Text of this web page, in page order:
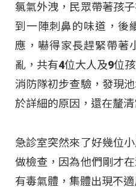
氯氣外洩，民眾帶著孩
到一陣刺鼻的味道，後
應，嚇得家長趕緊帶著
亂，共有4位大人及9位
消防隊初步查驗，發現
於詳細的原因，還在釐清
急診室突然來了好幾位
做檢查，因為他們剛才
有毒氣體，集體出現不適